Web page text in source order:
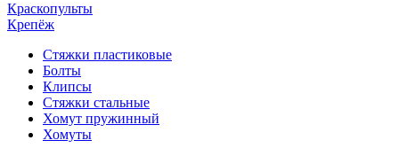
Краскопульты
Крепёж
Стяжки пластиковые
Болты
Клипсы
Стяжки стальные
Хомут пружинный
Хомуты